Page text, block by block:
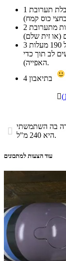
1
2
3
לשים לב תוך כדי
האפייה).
4

 בה השתמשתי
היא 240 מ"ל.
עוד הצעות למתכונים